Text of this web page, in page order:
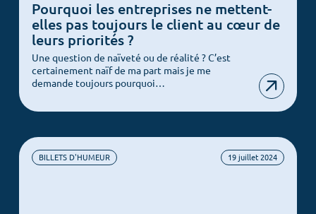
Pourquoi les entreprises ne mettent-
elles pas toujours le client au cœur de
leurs priorités ?
Une question de naïveté ou de réalité ? C’est
certainement naïf de ma part mais je me
demande toujours pourquoi…
BILLETS D'HUMEUR 19 juillet 2024